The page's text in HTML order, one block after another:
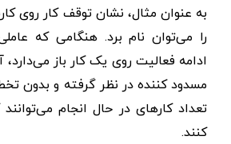
به عنوان مثال، نشان توقف کار روی
را می‌توان نام برد. هنگامی که
ادامه فعالیت روی یک کار باز
مسدود کننده در نظر گرفته و بدون
تعداد کارهای در حال انجام
کنند.